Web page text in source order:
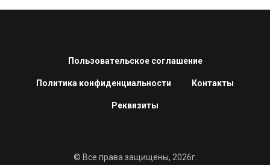
Пользовательское соглашение
Политика конфиденциальности Контакты
Реквизиты
© Все права защищены, 2026г.